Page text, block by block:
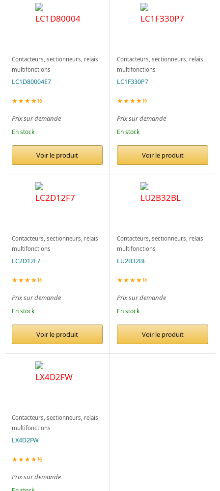
Contacteurs, sectionneurs, relais
multifonctions
LC1D80004E7
★★★★½
Prix sur demande
En stock
Voir le produit
Contacteurs, sectionneurs, relais
multifonctions
LC1F330P7
★★★★½
Prix sur demande
En stock
Voir le produit
Contacteurs, sectionneurs, relais
multifonctions
LC2D12F7
★★★★½
Prix sur demande
En stock
Voir le produit
Contacteurs, sectionneurs, relais
multifonctions
LU2B32BL
★★★★½
Prix sur demande
En stock
Voir le produit
Contacteurs, sectionneurs, relais
multifonctions
LX4D2FW
★★★★½
Prix sur demande